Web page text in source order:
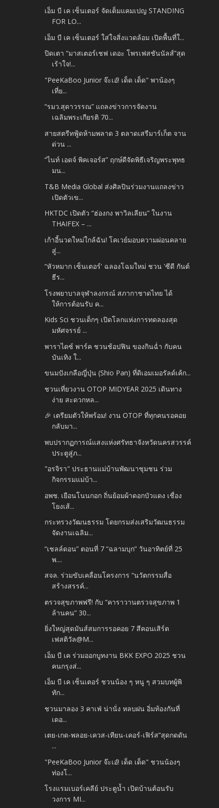
เอ็ม บี เค เซ็นเตอร์ จัดเต็มแคมเปญ STANDING
FOR LO...
เอ็ม บี เค เซ็นเตอร์ ใส่ใจสิ่งแวดล้อม เปิดพื้นที่ใ...
ปิดเตา “มาสเตอร์เชฟ เดอะ โพรเฟสชันนัลส์”สุด
เร้าใจ!...
"PeeKaBoo Junior จ๊ะเอ๋! เด็ด เด็ด" พาน้องๆ
เที่ย...
“รมว.สุดาวรรณ” แถลงข่าวการจัดงาน
เฉลิมพระเกียรติ 70...
สายสตรีทฟู้ดห้ามพลาด 3 ตลาดเสรีมาร์เก็ต จาน
ด่วน ...
“ไนท์ เอดจ์ พิคเจอร์ส” ฤกษ์ดีจัดพิธีเจริญพระพุทธ
มน...
T&B Media Global ส่งศิลปินร่วมงานแถลงข่าว
เปิดตัวเข...
HKTDC เปิดตัว “ฮ่องกง พาวิลเลียน” ในงาน
THAIFEX – ...
เก้าอี้นวดใหม่ใกล้ฉัน! โคเวย์มอบความผ่อนคลาย
สู่...
“หัวหมาก เซ็นเตอร์' ฉลองโฉมใหม่ ชวน 'ซีดี กันต์
ธีร...
โรงพยาบาลจุฬาลงกรณ์ สภากาชาดไทย ได้
ให้การต้อนรับ ค...
Kids Sci ชวนเด็กๆ เปิดโลกแห่งการทดลองสุด
มหัศจรรย์ ...
พาราไดซ์ พาร์ค ชวนช้อปฟิน ของกินฉ่ำ กับคน
บันเทิง ใ...
ขนมปังเกลือญี่ปุ่น (Shio Pan) ที่ดิเอมเมอรัลด์เค้ก...
ชวนเที่ยวงาน OTOP MIDYEAR 2025 เดินทาง
ง่าย สะดวกหล...
🎉 เตรียมตัวให้พร้อม! งาน OTOP ที่ทุกคนรอคอย
กลับมา...
พบปรากฏการณ์แสงแห่งศรัทธาจังหวัดนครสวรรค์
ประตูสู่ภ...
"อรจิรา" ประธานแม่บ้านพัฒนาชุมชน ร่วม
กิจกรรมแม่บ้า...
อพช. เยือนโนนกอก ถิ่นย้อมผ้าดอกบัวแดง เชื่อง
โยงเส้...
กระทรวงวัฒนธรรม โดยกรมส่งเสริมวัฒนธรรม
จัดงานเฉลิม...
“เชลล์ดอน” ตอนที่ 7 “ฉลามบุก” วันอาทิตย์ที่ 25
พ....
สจล. ร่วมขับเคลื่อนโครงการ “นวัตกรรมสื่อ
สร้างสรรค์...
ตรวจสุขภาพฟรี! กับ “คาราวานตรวจสุขภาพ 1
ล้านคน” 30...
ยิ่งใหญ่สุดมันส์สมการรอคอย 7 สีคอนเสิร์ต
เฟสติวัล@M...
เอ็ม บี เค ร่วมออกบูทงาน BKK EXPO 2025 ชวน
คนกรุงส่...
เอ็ม บี เค เซ็นเตอร์ ชวนน้อง ๆ หนู ๆ สวมบทผู้พิ
ทัก...
ชวนมาลอง 3 คาเฟ่ น่านั่ง หลบฝน อิ่มท้องกันที่
เดอ...
เตย-เกด-พลอย-เควส-เทียน-เคอร์-เฟิร์ส”สุดกดดัน
...
"PeeKaBoo Junior จ๊ะเอ๋! เด็ด เด็ด" ชวนน้องๆ
ท่องโ...
โรงแรมเบอร์เคลีย์ ประตูน้ำ เปิดบ้านต้อนรับ
วงการ MI...